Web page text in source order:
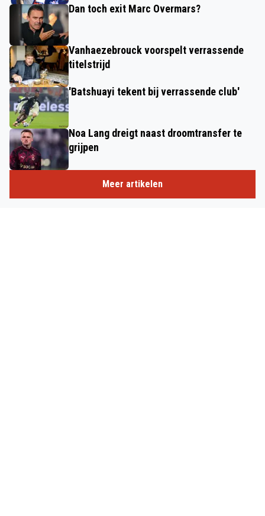
Dan toch exit Marc Overmars?
Vanhaezebrouck voorspelt verrassende
titelstrijd
'Batshuayi tekent bij verrassende club'
Noa Lang dreigt naast droomtransfer te
grijpen
Meer artikelen